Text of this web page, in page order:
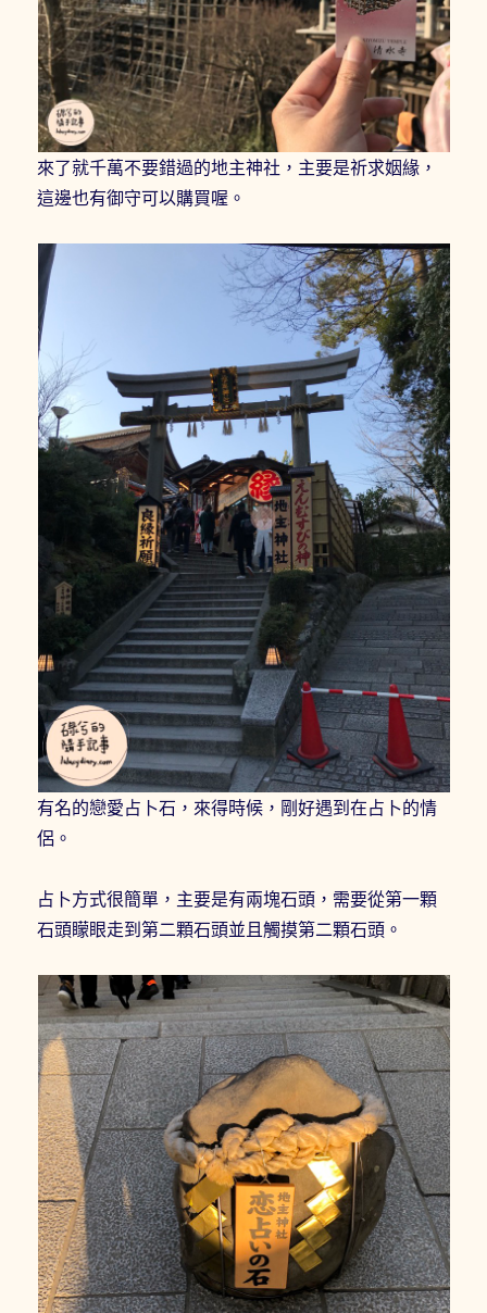
來了就千萬不要錯過的地主神社，主要是祈求姻緣，
這邊也有御守可以購買喔。
有名的戀愛占卜石，來得時候，剛好遇到在占卜的情
侶。
占卜方式很簡單，主要是有兩塊石頭，需要從第一顆
石頭矇眼走到第二顆石頭並且觸摸第二顆石頭。